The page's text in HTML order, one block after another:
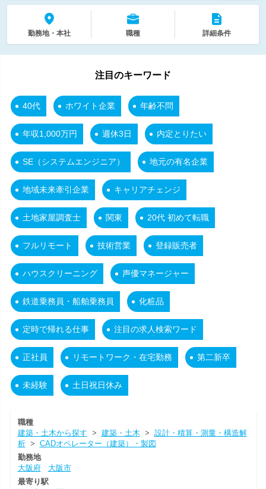
勤務地・本社 職種 詳細条件
注目のキーワード
40代 ホワイト企業 年齢不問
年収1,000万円 週休3日 内定とりたい
SE（システムエンジニア） 地元の有名企業
地域未来牽引企業 キャリアチェンジ
土地家屋調査士 関東 20代 初めて転職
フルリモート 技術営業 登録販売者
ハウスクリーニング 声優マネージャー
鉄道乗務員・船舶乗務員 化粧品
定時で帰れる仕事 注目の求人検索ワード
正社員 リモートワーク・在宅勤務 第二新卒
未経験 土日祝日休み
職種
建築・土木から探す > 建築・土木 > 設計・積算・測量・構造解
析> CADオペレーター（建築）・製図
勤務地
大阪府
大阪市
最寄り駅